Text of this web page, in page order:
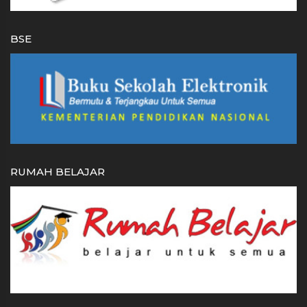
BSE
RUMAH BELAJAR